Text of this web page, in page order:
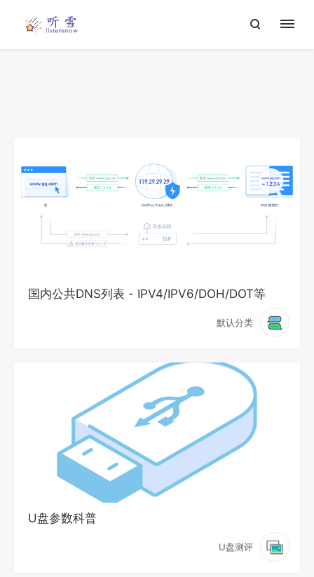
国内公共DNS列表 - IPV4/IPV6/DOH/DOT等
默认分类
U盘参数科普
U盘测评